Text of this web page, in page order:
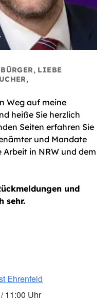
LIEBE
Weg auf meine
heiße Sie herzlich
Seiten erfahren Sie
und Mandate
in NRW und dem
und
sehr.
Ehrenfeld
11:00 Uhr